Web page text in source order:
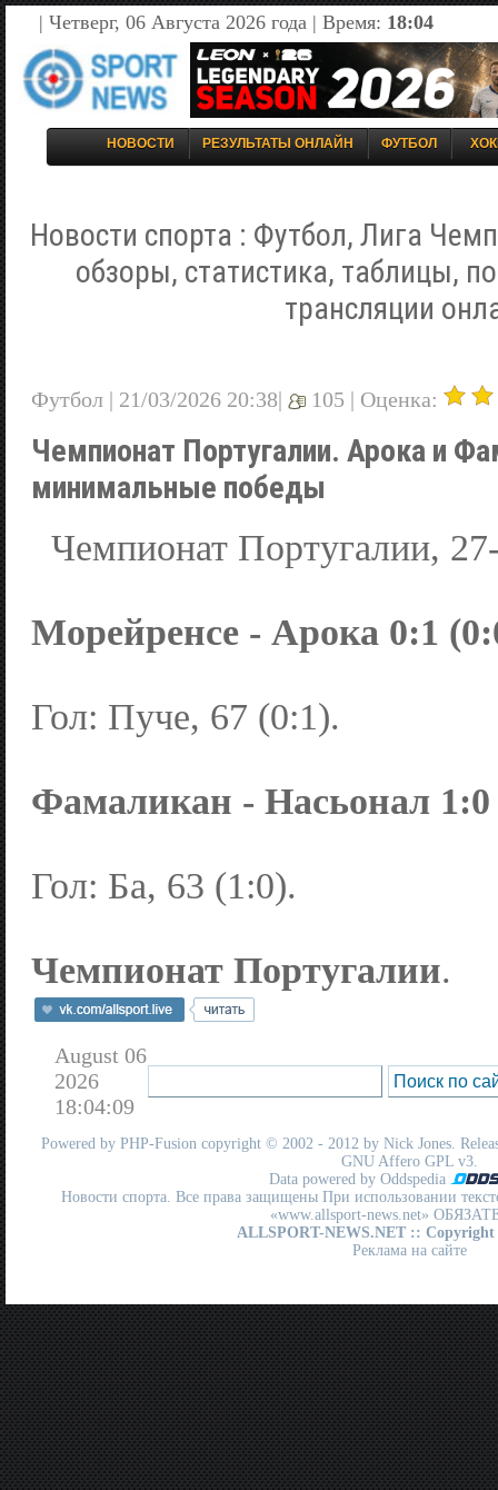
| Четверг, 06 Августа 2026 года | Время: 18:04
НОВОСТИ РЕЗУЛЬТАТЫ ОНЛАЙН ФУТБОЛ
Новости спорта : Футбол, Лига
обзоры, статистика, таблицы,
трансляции
Футбол | 21/03/2026 20:38| 105 | Оценка:
Чемпионат Португалии. Арока и
минимальные победы
Чемпионат Португалии,
Морейренсе - Арока 0:1
Гол: Пуче, 67 (0:1).
Фамаликан - Насьонал 1:0
Гол: Ба, 63 (1:0).
Чемпионат Португалии.
August 06
2026
18:04:09
Powered by PHP-Fusion copyright © 2002 - 2012 by Nick Jones.
GNU Affero GPL v3.
Data powered by Oddspedia
Новости спорта. Все права защищены При использовании
«www.allsport-news.net»
ALLSPORT-NEWS.NET :: Copyright
Реклама на сайте